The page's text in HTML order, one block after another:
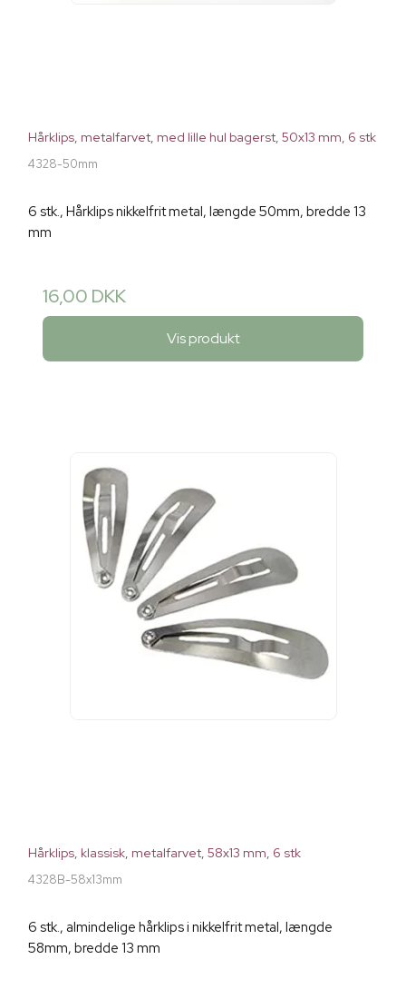
Hårklips, metalfarvet, med lille hul bagerst, 50x13 mm, 6 stk
4328-50mm
6 stk., Hårklips nikkelfrit metal, længde 50mm, bredde 13
mm
16,00 DKK
Vis produkt
Hårklips, klassisk, metalfarvet, 58x13 mm, 6 stk
4328B-58x13mm
6 stk., almindelige hårklips i nikkelfrit metal, længde
58mm, bredde 13 mm